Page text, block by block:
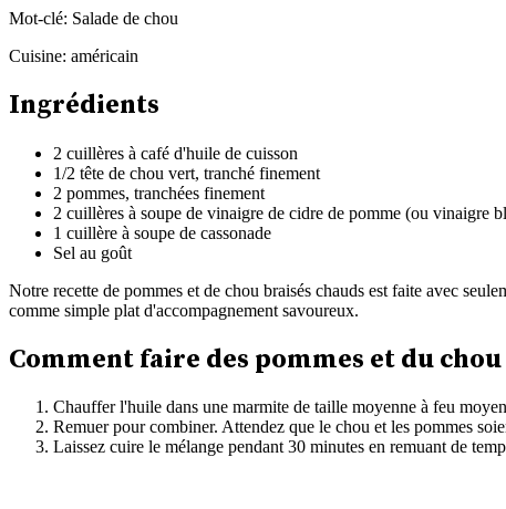
Mot-clé: Salade de chou
Cuisine: américain
Ingrédients
2 cuillères à café d'huile de cuisson
1/2 tête de chou vert, tranché finement
2 pommes, tranchées finement
2 cuillères à soupe de vinaigre de cidre de pomme (ou vinaigre
1 cuillère à soupe de cassonade
Sel au goût
Notre recette de pommes et de chou braisés chauds est faite avec
comme simple plat d'accompagnement savoureux.
Comment faire des pommes et du
Chauffer l'huile dans une marmite de taille moyenne à feu
Remuer pour combiner. Attendez que le chou et les pommes
Laissez cuire le mélange pendant 30 minutes en remuant de